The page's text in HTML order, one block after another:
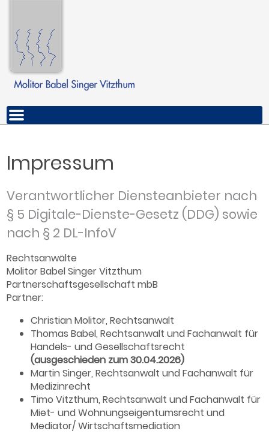
Impressum
Verantwortlicher Diensteanbieter nach
§ 5 Digitale-Dienste-Gesetz (DDG) sowie
nach § 2 DL-InfoV
Rechtsanwälte
Molitor Babel Singer Vitzthum
Partnerschaftsgesellschaft mbB
Partner:
Christian Molitor, Rechtsanwalt
Thomas Babel, Rechtsanwalt und Fachanwalt für
Handels- und Gesellschaftsrecht
(ausgeschieden zum 30.04.2026)
Martin Singer, Rechtsanwalt und Fachanwalt für
Medizinrecht
Timo Vitzthum, Rechtsanwalt und Fachanwalt für
Miet- und Wohnungseigentumsrecht und
Mediator/ Wirtschaftsmediation